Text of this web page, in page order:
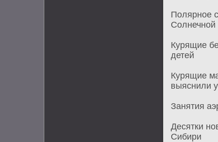
Полярное
Солнечной
Курящие
детей
Курящие
выяснили
Занятия
Десятки
Сибири